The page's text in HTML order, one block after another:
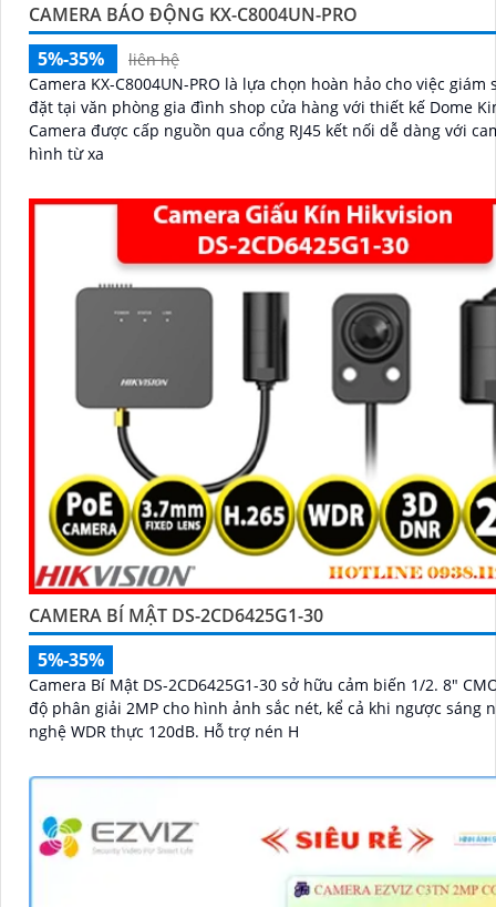
CAMERA BÁO ĐỘNG KX-C8004UN-PRO
5%-35%
liên hệ
Camera KX-C8004UN-PRO là lựa chọn hoàn hảo cho việc giám
đặt tại văn phòng gia đình shop cửa hàng với thiết kế Dome
Camera được cấp nguồn qua cổng RJ45 kết nối dễ dàng với
hình từ xa
CAMERA BÍ MẬT DS-2CD6425G1-30
5%-35%
Camera Bí Mật DS-2CD6425G1-30 sở hữu cảm biến 1/2. 8"
độ phân giải 2MP cho hình ảnh sắc nét, kể cả khi ngược sáng
nghệ WDR thực 120dB. Hỗ trợ nén H